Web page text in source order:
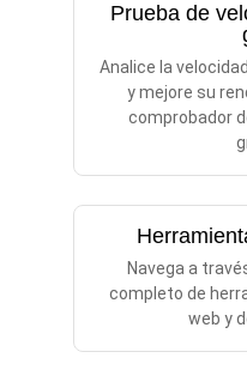
Prueba de
Analice la
y mejore su
comprobador
Navega a
completo de
web y